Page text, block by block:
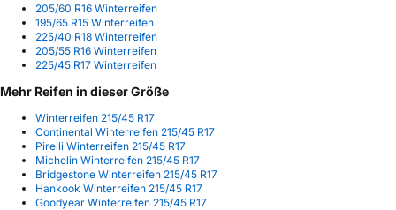
205/60 R16 Winterreifen
195/65 R15 Winterreifen
225/40 R18 Winterreifen
205/55 R16 Winterreifen
225/45 R17 Winterreifen
Mehr Reifen in dieser Größe
Winterreifen 215/45 R17
Continental Winterreifen 215/45 R17
Pirelli Winterreifen 215/45 R17
Michelin Winterreifen 215/45 R17
Bridgestone Winterreifen 215/45 R17
Hankook Winterreifen 215/45 R17
Goodyear Winterreifen 215/45 R17